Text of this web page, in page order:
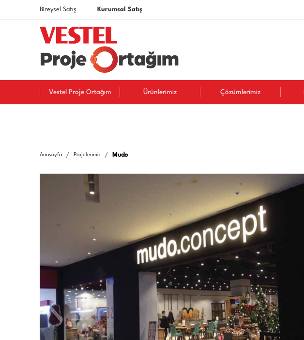
Bireysel Satış Kurumsal Satış
Vestel Proje Ortağım Ürünlerimiz Çözümlerimiz
Anasayfa Projelerimiz Mudo